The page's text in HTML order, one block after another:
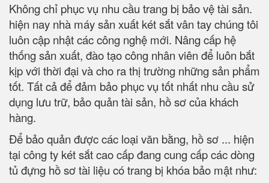
Không chỉ phục vụ nhu cầu trang bị bảo vệ tài sản.
hiện nay nhà máy sản xuất két sắt vân tay chúng tôi
luôn cập nhật các công nghệ mới. Nâng cấp hệ
thống sản xuất, đào tạo công nhân viên để luôn bắt
kịp với thời đại và cho ra thị trường những sản phẩm
tốt. Tất cả để đảm bảo phục vụ tốt nhất nhu cầu sử
dụng lưu trữ, bảo quản tài sản, hồ sơ của khách
hàng.
Để bảo quản được các loại văn bằng, hồ sơ ... hiện
tại công ty két sắt cao cấp đang cung cấp các dòng
tủ đựng hồ sơ tài liệu có trang bị khóa bảo mật như: